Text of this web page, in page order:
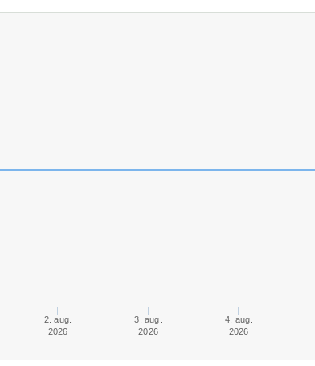
2. aug.
2026
3. aug.
2026
4. aug.
2026